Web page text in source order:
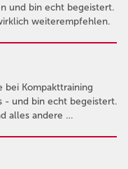
und bin echt begeistert.
weiterempfehlen.
bei Kompakttraining
- und bin echt begeistert.
alles andere …